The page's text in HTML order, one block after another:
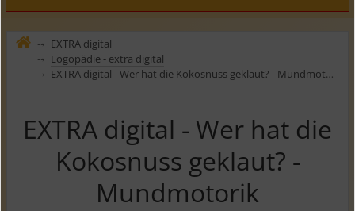
⤍ EXTRA digital
⤍ Logopädie - extra digital
⤍ EXTRA digital - Wer hat die Kokosnuss geklaut? - Mundmotorik
EXTRA digital - Wer hat die
Kokosnuss geklaut? -
Mundmotorik